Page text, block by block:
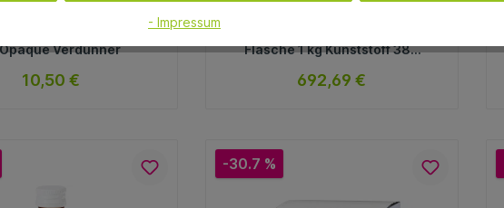
Verdünner
10,50 €
Flasche 1 kg Kunststoff 385
692,69 €
In den Warenkorb
-30.7 %
- Impressum